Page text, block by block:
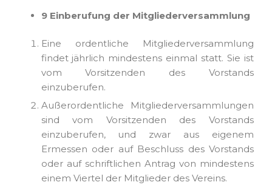
9 Einberufung der Mitgliederversammlung
Eine ordentliche Mitgliederversammlung
findet jährlich mindestens einmal statt. Sie ist
vom Vorsitzenden des Vorstands
einzuberufen.
Außerordentliche Mitgliederversammlungen
sind vom Vorsitzenden des Vorstands
einzuberufen, und zwar aus eigenem
Ermessen oder auf Beschluss des Vorstands
oder auf schriftlichen Antrag von mindestens
einem Viertel der Mitglieder des Vereins.